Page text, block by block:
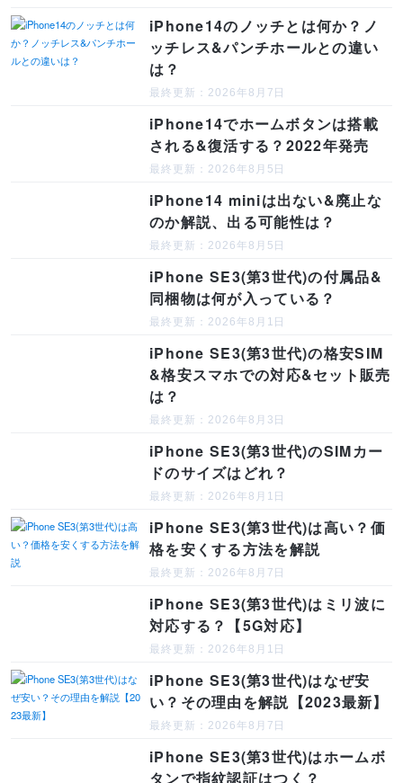
iPhone14のノッチとは何か？ノ
ッチレス&パンチホールとの違い
は？
最終更新：2026年8月7日
iPhone14でホームボタンは搭載
される&復活する？2022年発売
最終更新：2026年8月5日
iPhone14 miniは出ない&廃止な
のか解説、出る可能性は？
最終更新：2026年8月5日
iPhone SE3(第3世代)の付属品&
同梱物は何が入っている？
最終更新：2026年8月1日
iPhone SE3(第3世代)の格安SIM
&格安スマホでの対応&セット販売
は？
最終更新：2026年8月3日
iPhone SE3(第3世代)のSIMカー
ドのサイズはどれ？
最終更新：2026年8月1日
iPhone SE3(第3世代)は高い？価
格を安くする方法を解説
最終更新：2026年8月7日
iPhone SE3(第3世代)はミリ波に
対応する？【5G対応】
最終更新：2026年8月1日
iPhone SE3(第3世代)はなぜ安
い？その理由を解説【2023最新】
最終更新：2026年8月7日
iPhone SE3(第3世代)はホームボ
タンで指紋認証はつく？